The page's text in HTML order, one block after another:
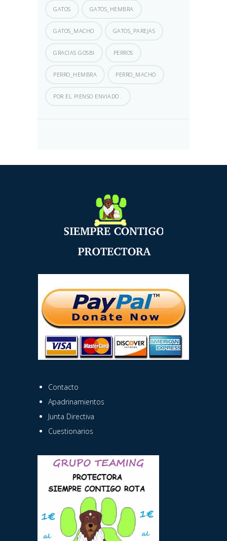
GATOS GATOS_HEMBRA
GATOS_MACHO GATOS_PAREJAS
GRACIAS GOSBI PERROS
PERRO_HEMBRA PERRO_MACHO
POR EL PIENSO ENVIADO .
Contacto
Apadrinamientos
Junta Directiva
Cuestionarios